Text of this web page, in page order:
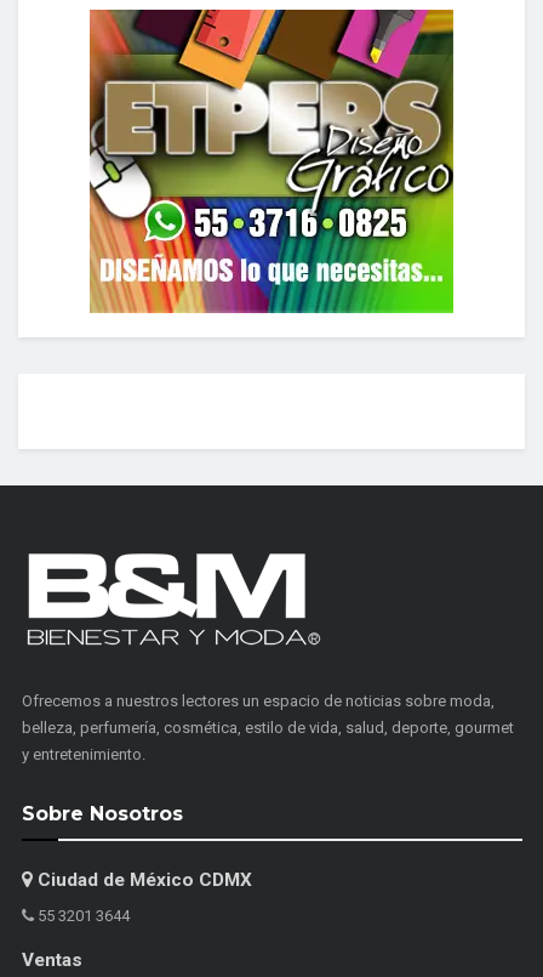
Ofrecemos a nuestros lectores un espacio de noticias sobre moda,
belleza, perfumería, cosmética, estilo de vida, salud, deporte, gourmet
y entretenimiento.
Sobre Nosotros
Ciudad de México CDMX
55 3201 3644
Ventas